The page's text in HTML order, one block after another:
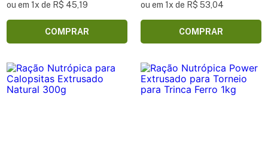
ou em 1x de R$ 45,19
COMPRAR
ou em 1x de R$ 53,04
COMPRAR